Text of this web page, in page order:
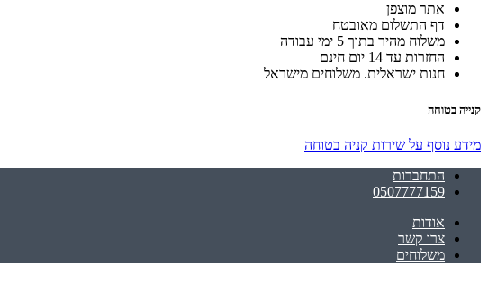
אתר מוצפן
דף התשלום מאובטח
משלוח מהיר בתוך 5 ימי עבודה
החזרות עד 14 יום חינם
חנות ישראלית. משלוחים מישראל
קנייה בטוחה
מידע נוסף על שירות קניה בטוחה
התחברות
0507777159
אודות
צרו קשר
משלוחים